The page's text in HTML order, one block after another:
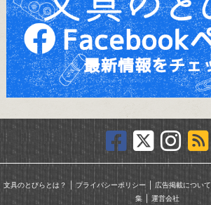
文具のとびらとは？ ｜ プライバシーポリシー｜ 広告掲載について
集｜ 運営会社